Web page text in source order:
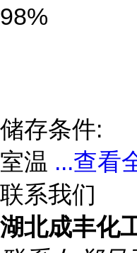
98%
储存条件:
室温 ...查看
联系我们
湖北成丰化